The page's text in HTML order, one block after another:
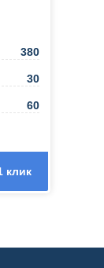
380
30
60
клик